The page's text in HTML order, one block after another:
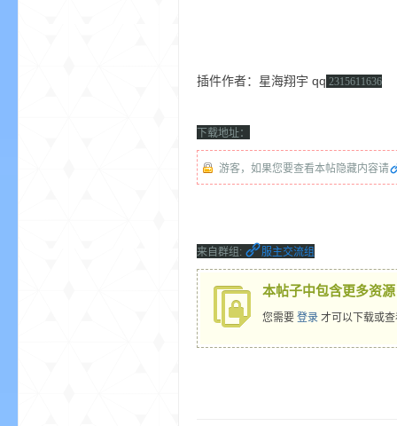
插件作者：星海翔宇 qq 2315611636
下载地址：
游客，如果您要查看本帖隐藏内容请
来自群组: 服主交流组
本帖子中包含更多资源
您需要 登录 才可以下载或